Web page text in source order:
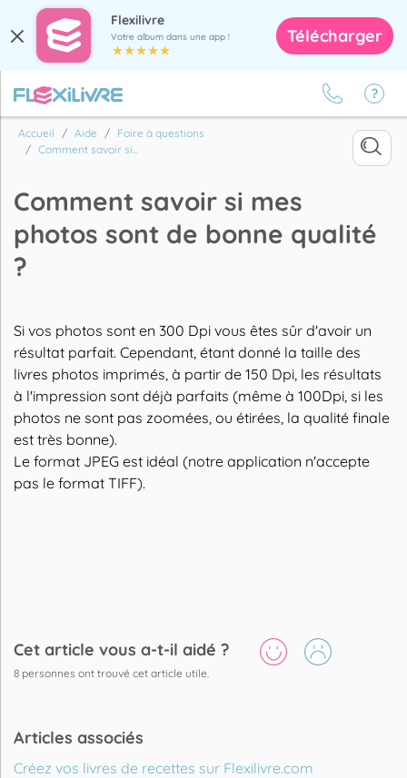
Flexilivre
Votre album dans une app ! Télécharger
Accueil Aide
Foire à questions
Comment savoir si...
Comment savoir si mes
photos sont de bonne qualité
?
Si vos photos sont en 300 Dpi vous êtes sûr d'avoir un
résultat parfait. Cependant, étant donné la taille des
livres photos imprimés, à partir de 150 Dpi, les résultats
à l'impression sont déjà parfaits (même à 100Dpi, si les
photos ne sont pas zoomées, ou étirées, la qualité finale
est très bonne).
Le format JPEG est idéal (notre application n'accepte
pas le format TIFF).
Cet article vous a-t-il aidé ?
8 personnes ont trouvé cet article utile.
Articles associés
Créez vos livres de recettes sur Flexilivre.com